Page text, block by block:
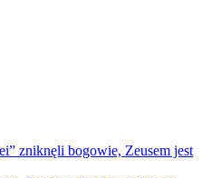
zniknęli bogowie, Zeusem jest